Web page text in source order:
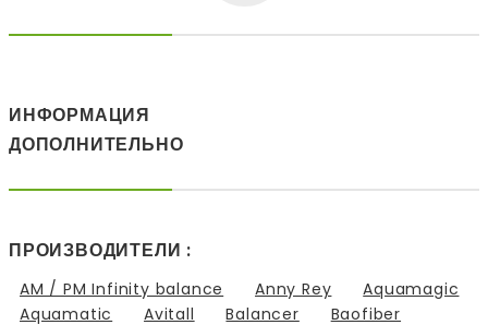
ИНФОРМАЦИЯ
ДОПОЛНИТЕЛЬНО
ПРОИЗВОДИТЕЛИ :
AM / PM Infinity balance Anny Rey
Aquamagic
Aquamatic
Avitall Balancer Baofiber